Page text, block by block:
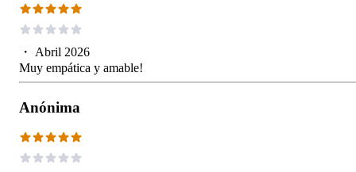
・ Abril 2026
Muy empática y amable!
Anónima